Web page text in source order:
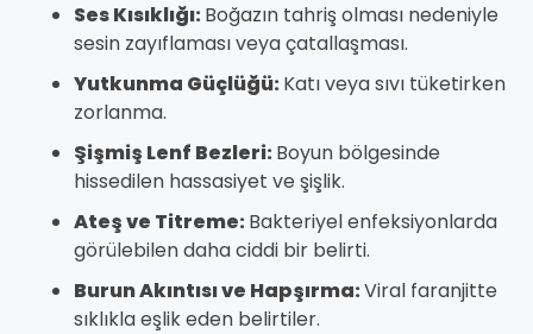
Ses Kısıklığı:Boğazın tahriş olması nedeniyle
sesin zayıflaması veya çatallaşması.
Yutkunma Güçlüğü:Katı veya sıvı tüketirken
zorlanma.
Şişmiş Lenf Bezleri:Boyun bölgesinde
hissedilen hassasiyet ve şişlik.
Ateş ve Titreme:Bakteriyel enfeksiyonlarda
görülebilen daha ciddi bir belirti.
Burun Akıntısı ve Hapşırma:Viral faranjitte
sıklıkla eşlik eden belirtiler.